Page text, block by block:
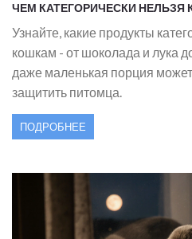
ЧЕМ КАТЕГОРИЧЕСКИ НЕЛЬЗЯ
Узнайте, какие продукты
кошкам - от шоколада и лука
даже маленькая порция
защитить питомца.
ПОДРОБНЕЕ